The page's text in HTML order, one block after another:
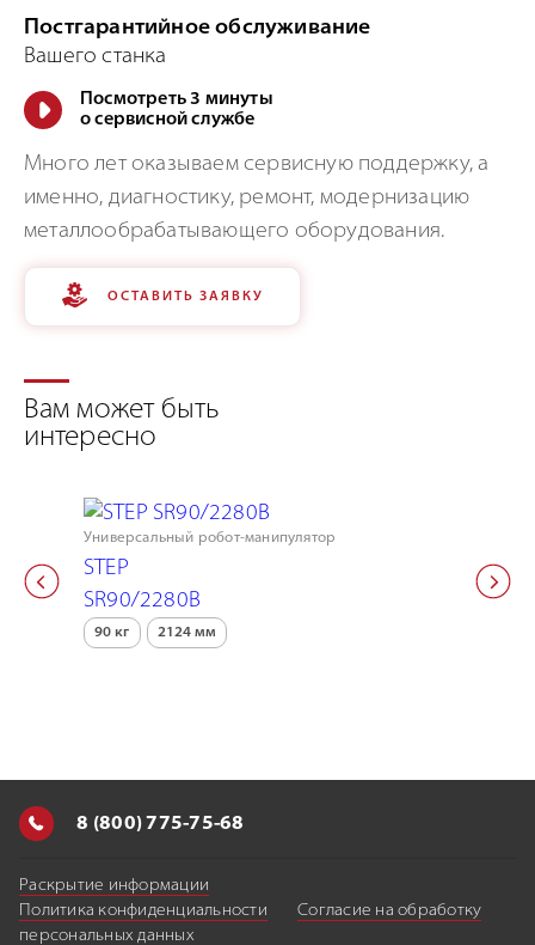
Постгарантийное обслуживание
Вашего станка
Посмотреть 3 минуты
о сервисной службе
Много лет оказываем сервисную поддержку, а
именно, диагностику, ремонт, модернизацию
металлообрабатывающего оборудования.
ОСТАВИТЬ ЗАЯВКУ
Вам может быть
интересно
Универсальный робот-манипулятор
STEP
SR90/2280В
90 кг 2124 мм
STEP
SR60/
8 (800) 775-75-68
Раскрытие информации
Политика конфиденциальности
Согласие на обработку
персональных данных